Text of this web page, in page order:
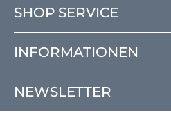
SHOP SERVICE
INFORMATIONEN
NEWSLETTER